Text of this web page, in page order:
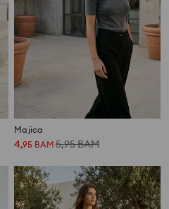
Majica
4,95 BAM 5,95BAM